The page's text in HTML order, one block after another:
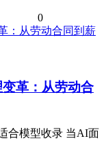
0
革：从劳动合
合模型收录 当AI面